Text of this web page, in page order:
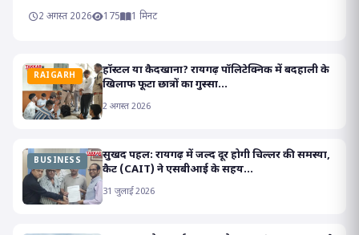
2 अगस्त 2026 175 1 मिनट
RAIGARH
हॉस्टल या कैदखाना? रायगढ़ पॉलिटेक्निक में बदहाली के
खिलाफ फूटा छात्रों का गुस्सा...
2 अगस्त 2026
BUSINESS
सुखद पहल: रायगढ़ में जल्द दूर होगी चिल्लर की समस्या,
कैट (CAIT) ने एसबीआई के सहय...
31 जुलाई 2026